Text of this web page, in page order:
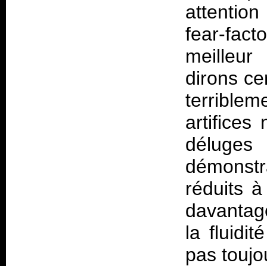
fear-
meilleur
dirons
artifices
déluges
réduits
la
pas